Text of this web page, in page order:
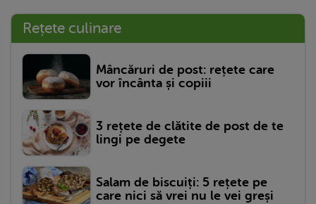
Rețete culinare
Mâncăruri de post: rețete care
vor încânta și copiii
3 rețete de clătite de post de te
lingi pe degete
Salam de biscuiți: 5 rețete pe
care nici să vrei nu le vei greși